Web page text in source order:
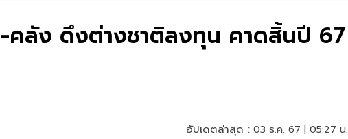
-คลัง ดึงต่างชาติลงทุน คาดสิ้นปี 67
อัปเดตล่าสุด : 03 ธ.ค. 67 | 05:27 น.